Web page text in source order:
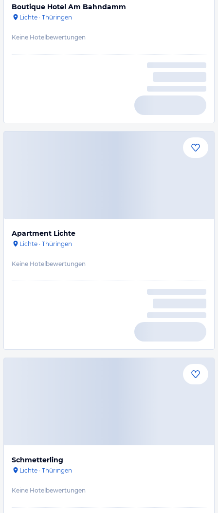
Boutique Hotel Am Bahndamm
Lichte · Thüringen
Keine Hotelbewertungen
Apartment Lichte
Lichte · Thüringen
Keine Hotelbewertungen
Schmetterling
Lichte · Thüringen
Keine Hotelbewertungen